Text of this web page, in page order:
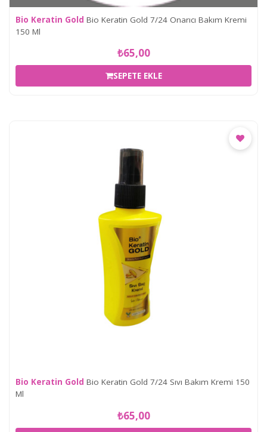
Bio Keratin Gold Bio Keratin Gold 7/24 Onarıcı Bakım Kremi
150 Ml
₺65,00
SEPETE EKLE
Bio Keratin Gold Bio Keratin Gold 7/24 Sıvı Bakım Kremi 150
Ml
₺65,00